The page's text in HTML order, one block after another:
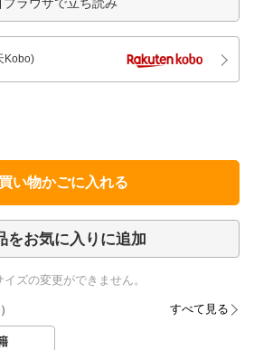
Kobo)
買い物かごに入れる
をお気に入りに追加
ズの変更ができません。
すべて見る